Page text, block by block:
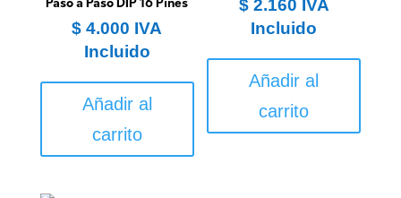
Paso a Paso DIP 16 Pines
$ 4.000 IVA
Incluido
Añadir al
carrito
$2.160 IVA
Incluido
Añadir al
carrito